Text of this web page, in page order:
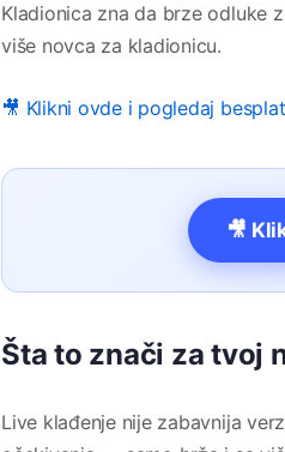
Kladionica zna da brze odluke
više novca za kladionicu.
🎥 Klikni ovde i pogledaj
🎥
Šta to znači za tvoj
Live klađenje nije zabavnija